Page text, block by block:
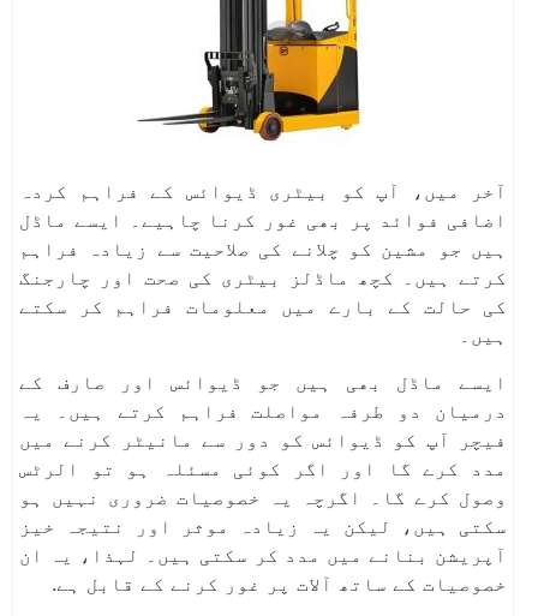
آخر میں، آپ کو بیٹری ڈیوائس کے فراہم کردہ
اضافی فوائد پر بھی غور کرنا چاہیے۔ ایسے ماڈل
ہیں جو مشین کو چلانے کی صلاحیت سے زیادہ فراہم
کرتے ہیں۔ کچھ ماڈلز بیٹری کی صحت اور چارجنگ
کی حالت کے بارے میں معلومات فراہم کر سکتے
ہیں۔
ایسے ماڈل بھی ہیں جو ڈیوائس اور صارف کے
درمیان دو طرفہ مواصلت فراہم کرتے ہیں۔ یہ
فیچر آپ کو ڈیوائس کو دور سے مانیٹر کرنے میں
مدد کرے گا اور اگر کوئی مسئلہ ہو تو الرٹس
وصول کرے گا۔ اگرچہ یہ خصوصیات ضروری نہیں ہو
سکتی ہیں، لیکن یہ زیادہ موثر اور نتیجہ خیز
آپریشن بنانے میں مدد کر سکتی ہیں۔ لہذا، یہ ان
خصوصیات کے ساتھ آلات پر غور کرنے کے قابل ہے.